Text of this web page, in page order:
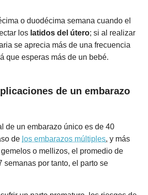
o duodécima semana cuando el
los latidos del útero; si al realizar
se aprecia más de una frecuencia
que esperas más de un bebé.
de un embarazo
de un embarazo único es de 40
de los embarazos múltiples, y más
o mellizos, el promedio de
semanas por tanto, el parto se